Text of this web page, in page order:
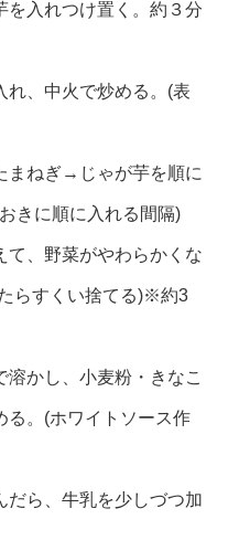
を入れつけ置く。約３分
、中火で炒める。(表
ねぎ→じゃが芋を順に
きに順に入れる間隔)
、野菜がやわらかくな
らすくい捨てる)※約3
かし、小麦粉・きなこ
る。(ホワイトソース作
ら、牛乳を少しづつ加